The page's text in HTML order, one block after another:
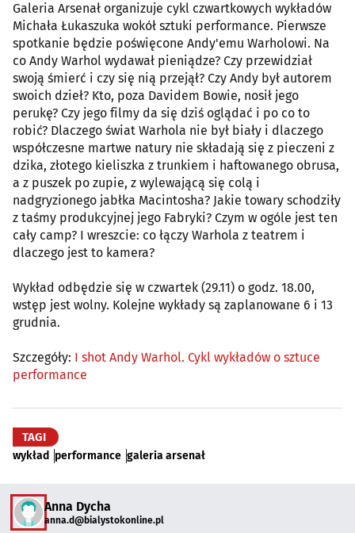
Galeria Arsenał organizuje cykl czwartkowych wykładów
Michała Łukaszuka wokół sztuki performance. Pierwsze
spotkanie będzie poświęcone Andy'emu Warholowi. Na
co Andy Warhol wydawał pieniądze? Czy przewidział
swoją śmierć i czy się nią przejął? Czy Andy był autorem
swoich dzieł? Kto, poza Davidem Bowie, nosił jego
perukę? Czy jego filmy da się dziś oglądać i po co to
robić? Dlaczego świat Warhola nie był biały i dlaczego
współczesne martwe natury nie składają się z pieczeni z
dzika, złotego kieliszka z trunkiem i haftowanego obrusa,
a z puszek po zupie, z wylewającą się colą i
nadgryzionego jabłka Macintosha? Jakie towary schodziły
z taśmy produkcyjnej jego Fabryki? Czym w ogóle jest ten
cały camp? I wreszcie: co łączy Warhola z teatrem i
dlaczego jest to kamera?
Wykład odbędzie się w czwartek (29.11) o godz. 18.00,
wstęp jest wolny. Kolejne wykłady są zaplanowane 6 i 13
grudnia.
Szczegóły: I shot Andy Warhol. Cykl wykładów o sztuce
performance
TAGI
wykład performance galeria arsenał
Anna Dycha
anna.d@bialystokonline.pl